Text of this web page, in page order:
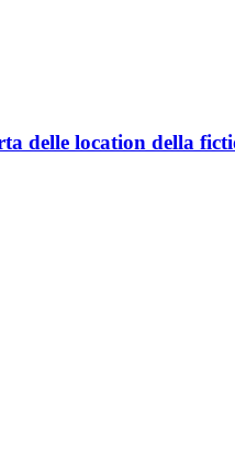
delle location della